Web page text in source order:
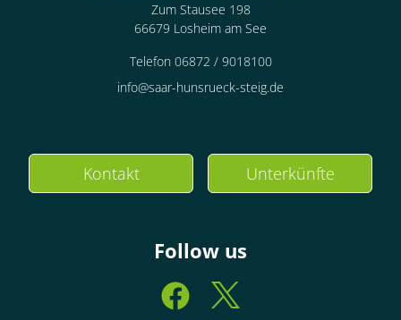
Zum Stausee 198
66679 Losheim am See
Telefon 06872 / 9018100
info@saar-hunsrueck-steig.de
Kontakt Unterkünfte
Follow us